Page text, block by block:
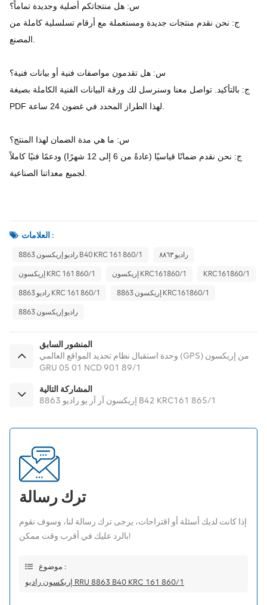
س: هل منتجاتكم أصلية وجديدة تماماً؟
ج: نحن نقدم منتجات جديدة ومستعملة مع أرقام تسلسلية كاملة من
س: هل تقدمون مواصفات فنية أو بيانات فنية؟
ج: بالتأكيد. تواصل معنا وسنرسل لك ورقة البيانات الفنية الكاملة بصيغة
س: ما هي مدة الضمان لهذا المنتج؟
ج: نحن نقدم ضمانًا قياسيًا (عادةً من 6 إلى 12 شهرًا) ودعمًا فنيًا كاملاً
العلامات :
راديو إريكسون 8863 B40 KRC 161 860/1 راديو ٨٨٦٣
إريكسون KRC 161 860/1 إريكسون KRC161860/1 KRC161860/1
راديو 8863 KRC 161 860/1 إريكسون 8863 KRC161860/1
راديو إريكسون 8863
المنشور السابق
وحدة استقبال نظام تحديد المواقع العالمي (GPS) من إريكسون
GRU 05 01 NCD 901 89/1
المشاركة التالية
إريكسون آر آر يو راديو 8863 B42 KRC161 865/1
ترك رسالة
إذا كانت لديك أسئلة أو اقتراحات، يرجى ترك رسالة لنا، وسوف نقوم
بالرد عليك في أقرب وقت ممكن!
موضوع :
إريكسون راديو RRU 8863 B40 KRC 161 860/1